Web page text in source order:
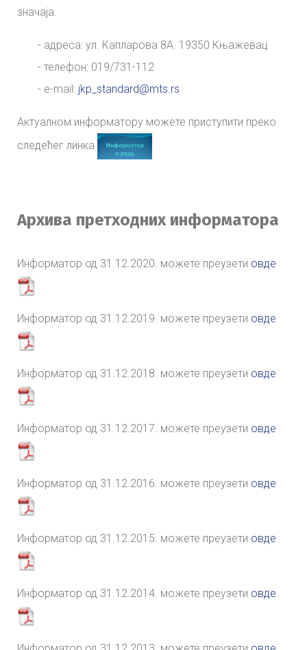
значаја:
- адреса: ул. Капларова 8А. 19350 Књажевац
- телефон: 019/731-112
- e-mail: jkp_standard@mts.rs
Актуалном информатору можете приступити преко
следећег линка
Архива претходних информатора
Информатор од 31.12.2020. можете преузети овде
Информатор од 31.12.2019. можете преузети овде
Информатор од 31.12.2018. можете преузети овде
Информатор од 31.12.2017. можете преузети овде
Информатор од 31.12.2016. можете преузети овде
Информатор од 31.12.2015. можете преузети овде
Информатор од 31.12.2014. можете преузети овде